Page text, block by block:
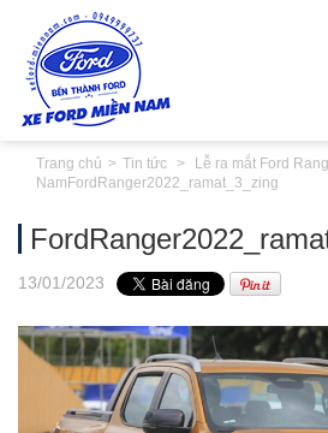
Trang chủ Tin tức
Lễ ra mắt Ford
Nam FordRanger2022_ramat_3_zing
13/01/2023